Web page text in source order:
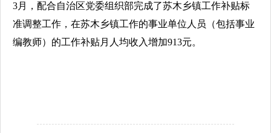
3月，配合自治区党委组织部完成了苏木乡镇工作补贴标
准调整工作，在苏木乡镇工作的事业单位人员（包括事业
编教师）的工作补贴月人均收入增加913元。